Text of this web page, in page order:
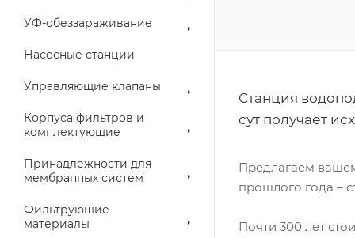
УФ-обеззараживание
Насосные станции
Управляющие клапаны
Корпуса фильтров и
комплектующие
Принадлежности для
мембранных систем
Фильтрующие
материалы
Станция
сут получает
Предлагаем
прошлого года –
Почти 300 лет